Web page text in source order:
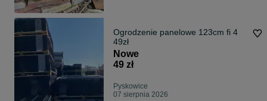
Ogrodzenie panelowe 123cm fi 4
49zł
Nowe
49 zł
Pyskowice
07 sierpnia 2026